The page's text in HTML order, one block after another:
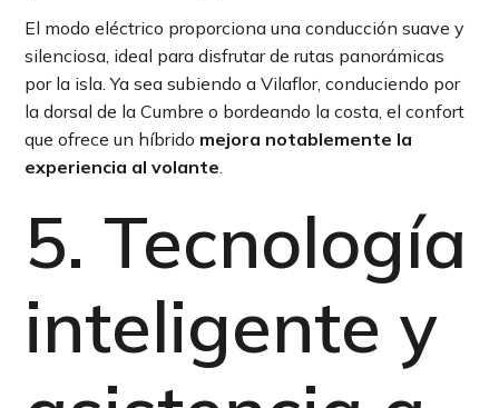
El modo eléctrico proporciona una conducción suave y
silenciosa, ideal para disfrutar de rutas panorámicas
por la isla. Ya sea subiendo a Vilaflor, conduciendo por
la dorsal de la Cumbre o bordeando la costa, el confort
que ofrece un híbrido mejora notablemente la
experiencia al volante
5. Tecnología
inteligente y